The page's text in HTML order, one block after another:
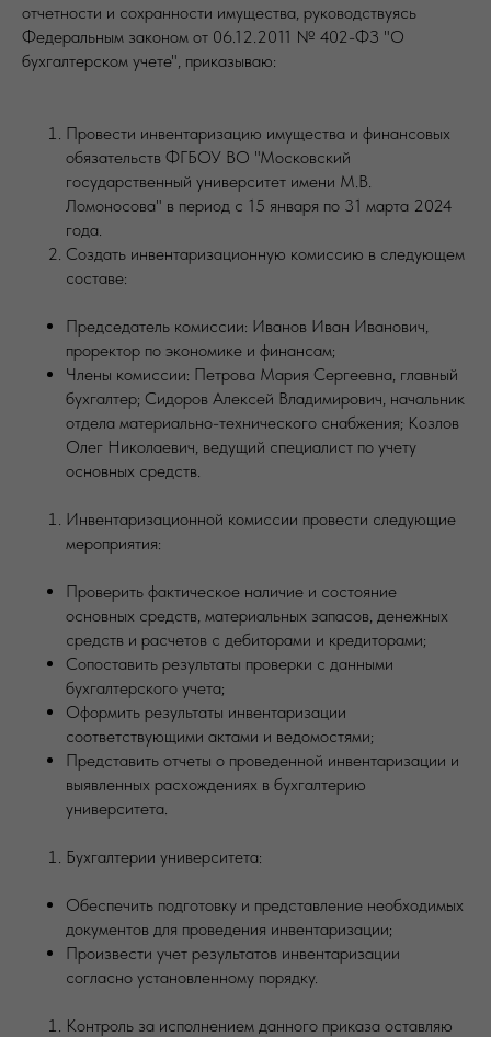
отчетности и сохранности имущества, руководствуясь
Федеральным законом от 06.12.2011 № 402-ФЗ "О
бухгалтерском учете", приказываю:
Провести инвентаризацию имущества и финансовых
обязательств ФГБОУ ВО "Московский
государственный университет имени М.В.
Ломоносова" в период с 15 января по 31 марта 2024
года.
Создать инвентаризационную комиссию в следующем
составе:
Председатель комиссии: Иванов Иван Иванович,
проректор по экономике и финансам;
Члены комиссии: Петрова Мария Сергеевна, главный
бухгалтер; Сидоров Алексей Владимирович, начальник
отдела материально-технического снабжения; Козлов
Олег Николаевич, ведущий специалист по учету
основных средств.
Инвентаризационной комиссии провести следующие
мероприятия:
Проверить фактическое наличие и состояние
основных средств, материальных запасов, денежных
средств и расчетов с дебиторами и кредиторами;
Сопоставить результаты проверки с данными
бухгалтерского учета;
Оформить результаты инвентаризации
соответствующими актами и ведомостями;
Представить отчеты о проведенной инвентаризации и
выявленных расхождениях в бухгалтерию
университета.
Бухгалтерии университета:
Обеспечить подготовку и представление необходимых
документов для проведения инвентаризации;
Произвести учет результатов инвентаризации
согласно установленному порядку.
Контроль за исполнением данного приказа оставляю